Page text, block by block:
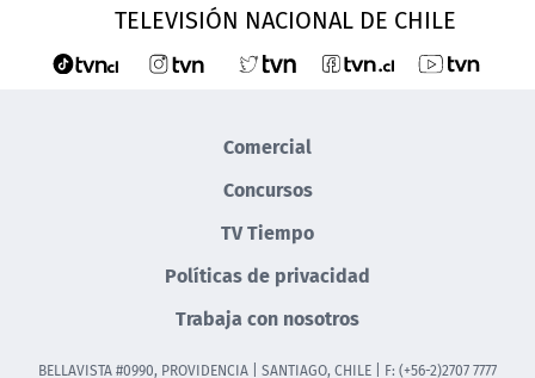
TELEVISIÓN NACIONAL DE CHILE
Comercial
Concursos
TV Tiempo
Políticas de privacidad
Trabaja con nosotros
BELLAVISTA #0990, PROVIDENCIA | SANTIAGO, CHILE | F: (+56-2)2707 7777